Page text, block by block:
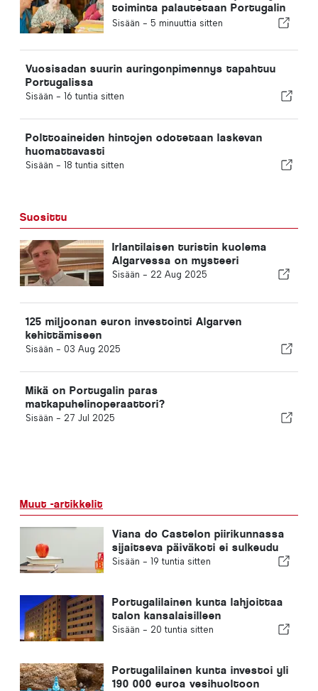
toiminta palautetaan Portugalin
kuntaan
Sisään - 5 minuuttia sitten
Vuosisadan suurin auringonpimennys tapahtuu
Portugalissa
Sisään - 16 tuntia sitten
Polttoaineiden hintojen odotetaan laskevan
huomattavasti
Sisään - 18 tuntia sitten
Suosittu
Irlantilaisen turistin kuolema
Algarvessa on mysteeri
Sisään - 22 Aug 2025
125 miljoonan euron investointi Algarven
kehittämiseen
Sisään - 03 Aug 2025
Mikä on Portugalin paras
matkapuhelinoperaattori?
Sisään - 27 Jul 2025
Muut -artikkelit
Viana do Castelon piirikunnassa
sijaitseva päiväkoti ei sulkeudu
Sisään - 19 tuntia sitten
Portugalilainen kunta lahjoittaa
talon kansalaisilleen
Sisään - 20 tuntia sitten
Portugalilainen kunta investoi yli
190 000 euroa vesihuoltoon